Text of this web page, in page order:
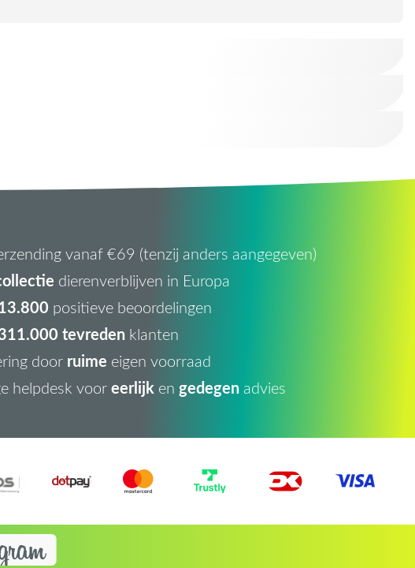
vanaf €69 (tenzij anders aangegeven)
dierenverblijven in Europa
positieve beoordelingen
tevredenklanten
door ruime eigen voorraad
helpdesk vooreerlijken gedegenadvies